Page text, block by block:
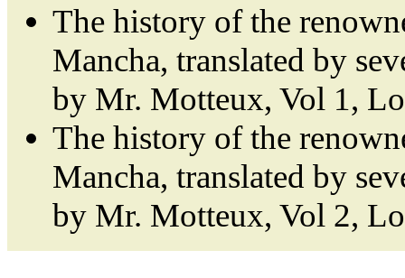
The history of the
Mancha, translated by
by Mr. Motteux, Vol 1,
The history of the
Mancha, translated by
by Mr. Motteux, Vol 2,